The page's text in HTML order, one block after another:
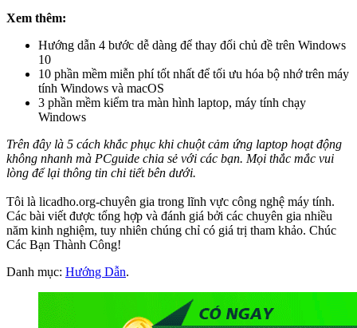
Xem thêm:
Hướng dẫn 4 bước dễ dàng để thay đổi chủ đề trên Windows
10
10 phần mềm miễn phí tốt nhất để tối ưu hóa bộ nhớ trên máy
tính Windows và macOS
3 phần mềm kiểm tra màn hình laptop, máy tính chạy
Windows
Trên đây là 5 cách khắc phục khi chuột cảm ứng laptop hoạt động
không nhanh mà PCguide chia sẻ với các bạn. Mọi thắc mắc vui
lòng để lại thông tin chi tiết bên dưới.
Tôi là licadho.org-chuyên gia trong lĩnh vực công nghệ máy tính.
Các bài viết được tổng hợp và đánh giá bởi các chuyên gia nhiều
năm kinh nghiệm, tuy nhiên chúng chỉ có giá trị tham khảo. Chúc
Các Bạn Thành Công!
Danh mục: Hướng Dẫn.